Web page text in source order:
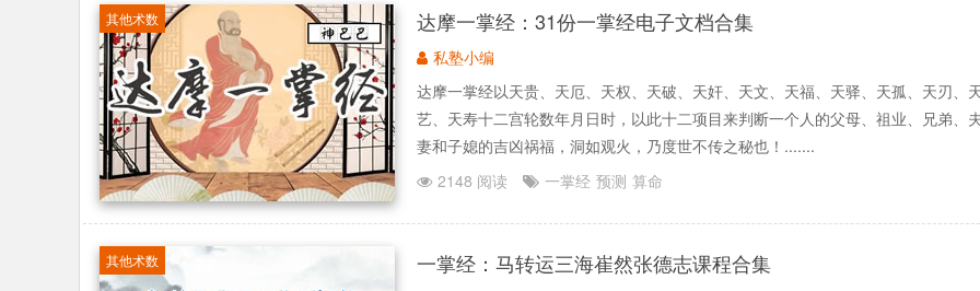
其他术数 达摩一掌经：31份一掌经电子文档合集
私塾小编
达摩一掌经以天贵、天厄、天权、天破、天奸、天文、天福、天驿、天孤、天刃、
艺、天寿十二宫轮数年月日时，以此十二项目来判断一个人的父母、祖业、兄弟、
妻和子媳的吉凶祸福，洞如观火，乃度世不传之秘也！.......
2148 阅读
一掌经 预测 算命
其他术数 一掌经：马转运三海崔然张德志课程合集